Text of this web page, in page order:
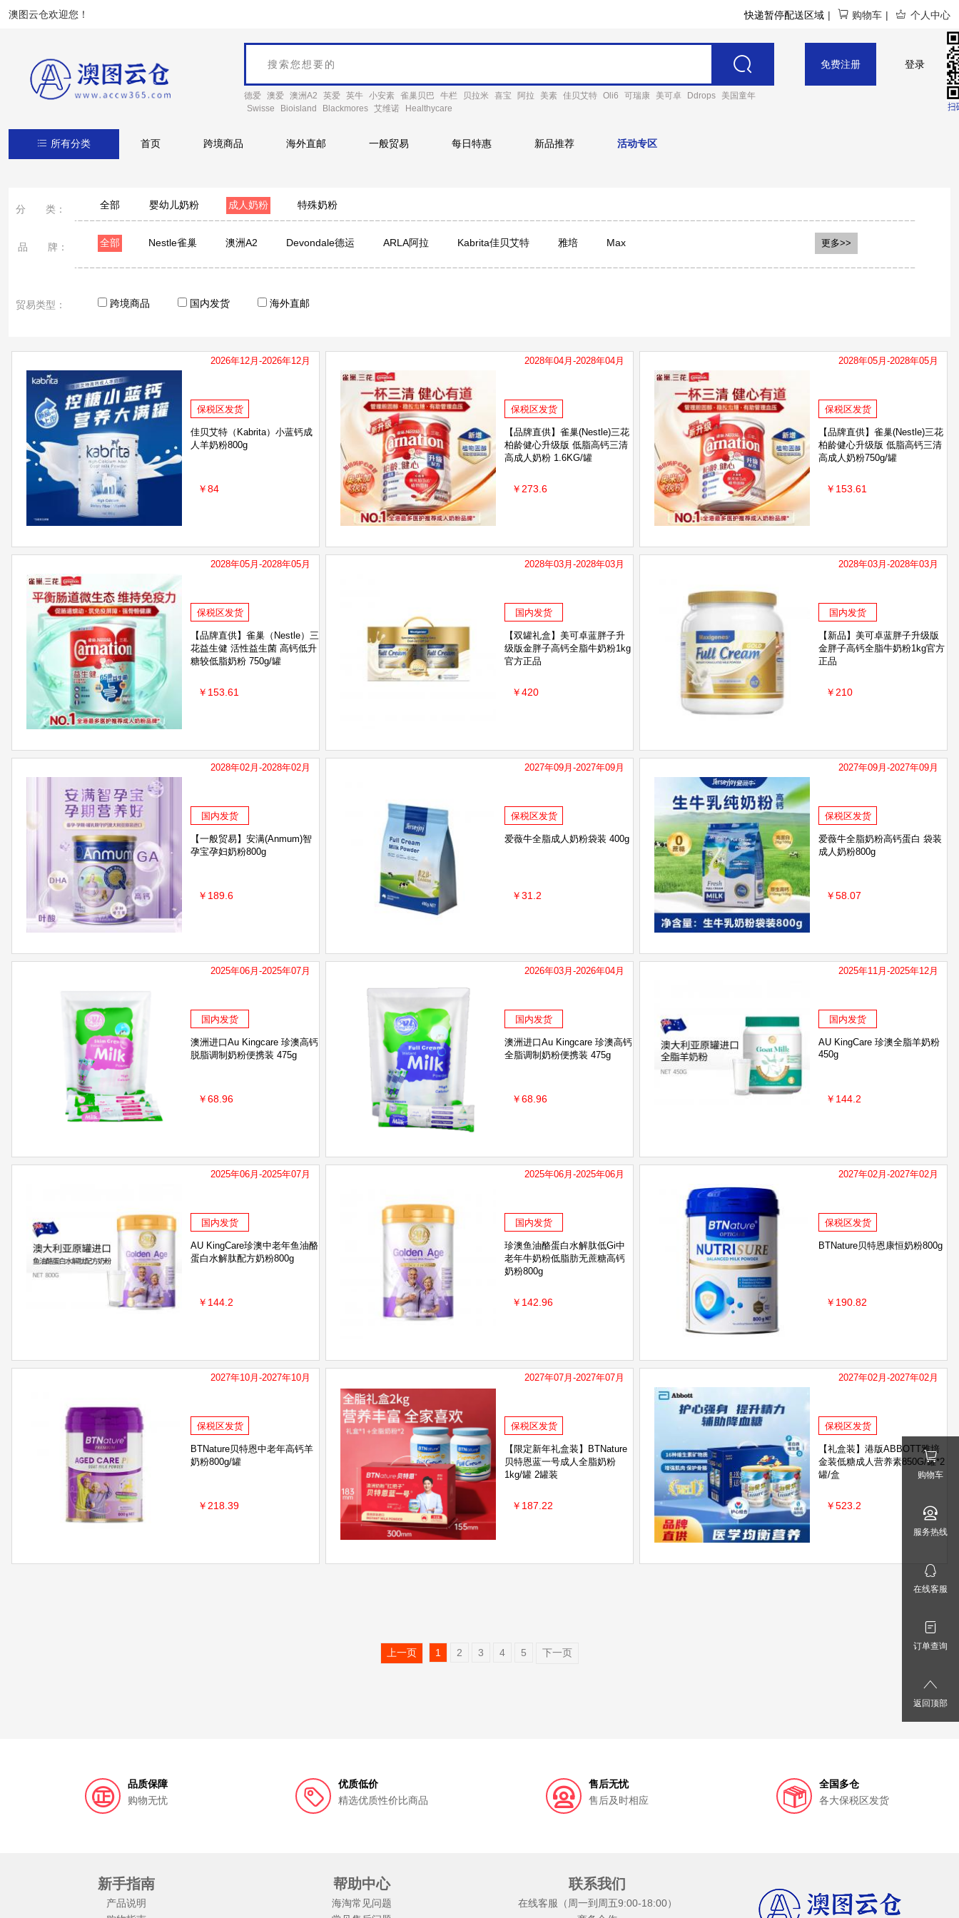
澳图云仓欢迎您！ 快递暂停配送区域 | 购物车 | 个人中心
德爱 澳爱 澳洲A2 英爱 英牛 小安素 雀巢贝巴 牛栏 贝拉米 喜宝 阿拉 美素 佳贝艾特 Oli6 可瑞康 美可卓 Ddrops
美国童年
Swisse
Bioisland Blackmores 艾维诺 Healthycare
免费注册 登录
所有分类 首页 跨境商品 海外直邮 一般贸易 每日特惠 新品推荐 活动专区
分 类： 全部 婴幼儿奶粉 成人奶粉 特殊奶粉
品 牌： 全部 Nestle雀巢 澳洲A2 Devondale德运 ARLA阿拉 Kabrita佳贝艾特 雅培 Maxigenes澳洲美可卓
Healthy Care 安佳/Anchor CapriLac佳倍营 珍澳Au Kingcare 澳大利亚爱薇牛 ausiki DUTCHLADY子母 Diploma
更多>>
贸易类型： 跨境商品 国内发货 海外直邮
2026年12月-2026年12月
保税区发货
佳贝艾特（Kabrita）小蓝钙成
人羊奶粉800g
￥84
2028年04月-2028年04月
保税区发货
【品牌直供】雀巢(Nestle)三花
柏龄健心升级版 低脂高钙三清
高成人奶粉 1.6KG/罐
￥273.6
2028年05月-2028年05月
保税区发货
【品牌直供】雀巢(Nestle)三花
柏龄健心升级版 低脂高钙三清
高成人奶粉750g/罐
￥153.61
2028年05月-2028年05月
保税区发货
【品牌直供】雀巢（Nestle）三
花益生健 活性益生菌 高钙低升
糖较低脂奶粉 750g/罐
￥153.61
2028年03月-2028年03月
国内发货
【双罐礼盒】美可卓蓝胖子升
级版金胖子高钙全脂牛奶粉1kg
官方正品
￥420
2028年03月-2028年03月
国内发货
【新品】美可卓蓝胖子升级版
金胖子高钙全脂牛奶粉1kg官方
正品
￥210
2028年02月-2028年02月
国内发货
【一般贸易】安满(Anmum)智
孕宝孕妇奶粉800g
￥189.6
2027年09月-2027年09月
保税区发货
爱薇牛全脂成人奶粉袋装 400g
￥31.2
2027年09月-2027年09月
保税区发货
爱薇牛全脂奶粉高钙蛋白 袋装
成人奶粉800g
￥58.07
2025年06月-2025年07月
国内发货
澳洲进口Au Kingcare 珍澳高钙
脱脂调制奶粉便携装 475g
￥68.96
2026年03月-2026年04月
国内发货
澳洲进口Au Kingcare 珍澳高钙
全脂调制奶粉便携装 475g
￥68.96
2025年11月-2025年12月
国内发货
AU KingCare 珍澳全脂羊奶粉
450g
￥144.2
2025年06月-2025年07月
国内发货
AU KingCare珍澳中老年鱼油酪
蛋白水解肽配方奶粉800g
￥144.2
2025年06月-2025年06月
国内发货
珍澳鱼油酪蛋白水解肽低Gi中
老年牛奶粉低脂肪无蔗糖高钙
奶粉800g
￥142.96
2027年02月-2027年02月
保税区发货
BTNature贝特恩康恒奶粉800g
￥190.82
2027年10月-2027年10月
保税区发货
BTNature贝特恩中老年高钙羊
奶粉800g/罐
￥218.39
2027年07月-2027年07月
保税区发货
【限定新年礼盒装】BTNature
贝特恩蓝一号成人全脂奶粉
1kg/罐 2罐装
￥187.22
2027年02月-2027年02月
保税区发货
【礼盒装】港版ABBOTT雅培
金装低糖成人营养素850G/罐*2
罐/盒
￥523.2
上一页 1 2 3 4 5 下一页
品质保障
购物无忧
优质低价
精选优质性价比商品
售后无忧
售后及时相应
全国多仓
各大保税区发货
新手指南
产品说明
帮助中心
海淘常见问题
联系我们
在线客服（周一到周五9:00-18:00）
购物车
服务热线
在线客服
订单查询
返回顶部